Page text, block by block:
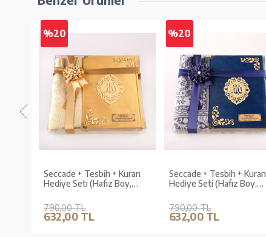
%20
Seccade + Tesbih + Kuran
Hediye Seti (Hafız Boy,
790,00 TL
632,00 TL
%20
Seccade + Tesbih + Kuran
Hediye Seti (Hafız Boy,
790,00 TL
632,00 TL